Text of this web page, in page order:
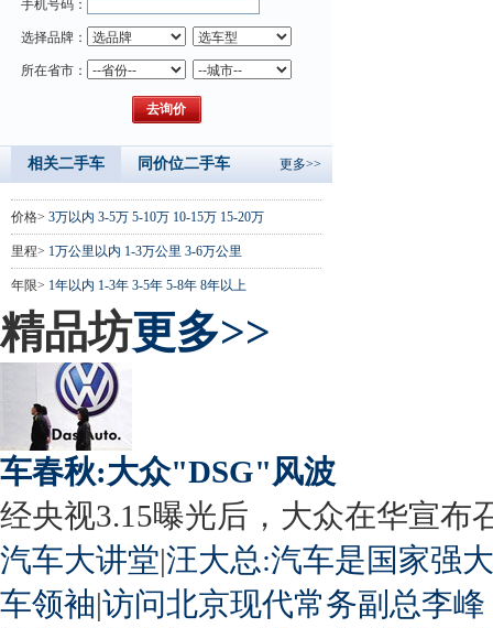
手机号码：
选择品牌：
所在省市：
相关二手车 同价位二手车 更多>>
价格> 3万以内 3-5万 5-10万 10-15万 15-20万
里程> 1万公里以内 1-3万公里 3-6万公里
年限> 1年以内 1-3年 3-5年 5-8年 8年以上
精品坊更多>>
车春秋:大众"DSG"风波
经央视3.15曝光后，大众在华宣布
汽车大讲堂|汪大总:汽车是国家强
车领袖|访问北京现代常务副总李峰